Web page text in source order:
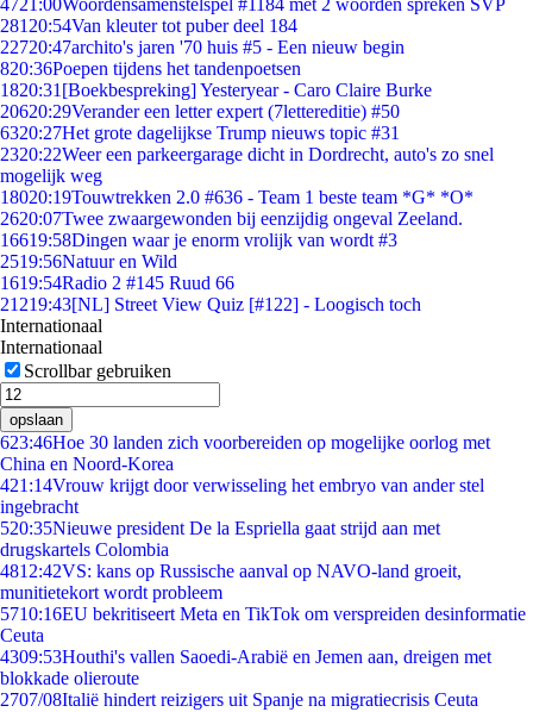
4721:00Woordensamenstelspel #1184 met 2 woorden spreken SVP
281 20:54Van kleuter tot puber deel 184
22720:47archito's jaren '70 huis #5 - Een nieuw begin
820:36Poepen tijdens het tandenpoetsen
1820:31 [Boekbespreking] Yesteryear - Caro Claire Burke
20620:29Verander een letter expert (7lettereditie) #50
6320:27Het grote dagelijkse Trump nieuws topic #31
2320:22Weer een parkeergarage dicht in Dordrecht, auto's zo snel
mogelijk weg
18020:19Touwtrekken 2.0 #636 - Team 1 beste team *G* *O*
2620:07Twee zwaargewonden bij eenzijdig ongeval Zeeland.
16619:58Dingen waar je enorm vrolijk van wordt #3
2519:56Natuur en Wild
1619:54Radio 2 #145 Ruud 66
21219:43[NL] Street View Quiz [#122] - Loogisch toch
Internationaal
Internationaal
Scrollbar gebruiken
opslaan
623:46Hoe 30 landen zich voorbereiden op mogelijke oorlog met
China en Noord-Korea
421:14Vrouw krijgt door verwisseling het embryo van ander stel
ingebracht
520:35Nieuwe president De la Espriella gaat strijd aan met
drugskartels Colombia
4812:42VS: kans op Russische aanval op NAVO-land groeit,
munitietekort wordt probleem
5710:16EU bekritiseert Meta en TikTok om verspreiden desinformatie
Ceuta
4309:53Houthi's vallen Saoedi-Arabië en Jemen aan, dreigen met
blokkade olieroute
2707/08Italië hindert reizigers uit Spanje na migratiecrisis Ceuta